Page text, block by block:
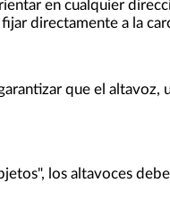
en cualquier
directamente a la
que el altavoz,
los altavoces